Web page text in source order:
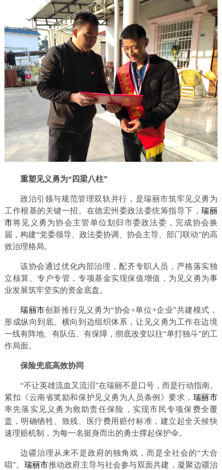
重塑见义勇为“四梁八柱”
政治引领与规范管理双轨并行，是瑞丽市筑牢见义勇为
工作根基的关键一招。在德宏州委政法委统筹指导下，瑞丽
市将见义勇为协会主管单位划归市委政法委，完成协会换
届，构建“党委领导、政法委协调、协会主导、部门联动”的高
效治理格局。
该协会通过优化内部治理，配齐专职人员，严格落实独
立核算、专户专管，专项基金实现保值增值，为见义勇为事
业发展筑牢坚实的资金底盘。
瑞丽市创新推行见义勇为“协会+单位+企业”共建模式，
形成纵向到底、横向到边组织体系，让见义勇为工作在边境
一线有阵地、有队伍、有保障，彻底改变以往“单打独斗”的工
作局面。
保险兜底高效协同
“不让英雄流血又流泪”在瑞丽不是口号，而是行动指南。
紧扣《云南省奖励和保护见义勇为人员条例》要求， 瑞丽市
率先落实见义勇为救助责任保险，实现市民专项保费全覆
盖，明确牺牲、致残、医疗费用赔付标准，建立起全天候快
速理赔机制，为每一名挺身而出的勇士撑起保护伞。
边疆治理从来不是政府的独角戏，而是全社会的“大合
唱”。 瑞丽市推动政府主导与社会参与双面共建，凝聚边疆治